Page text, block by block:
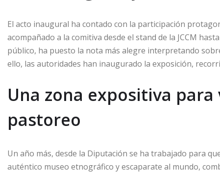
El acto inaugural ha contado con la participación
acompañado a la comitiva desde el stand de la JCCM
público, ha puesto la nota más alegre interpretando
ello, las autoridades han inaugurado la exposición,
Una zona expositiva
pastoreo
Un año más, desde la Diputación se ha trabajado para
auténtico museo etnográfico y escaparate al mundo,